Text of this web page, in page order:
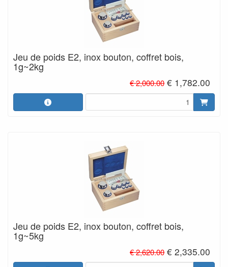
Jeu de poids E2, inox bouton, coffret bois,
1g~2kg
€ 2,000.00 € 1,782.00
Jeu de poids E2, inox bouton, coffret bois,
1g~5kg
€ 2,620.00 € 2,335.00